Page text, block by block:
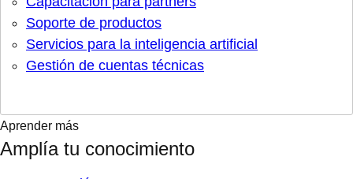
Soporte de productos
Servicios para la inteligencia artificial
Gestión de cuentas técnicas
Aprender más
Amplía tu conocimiento